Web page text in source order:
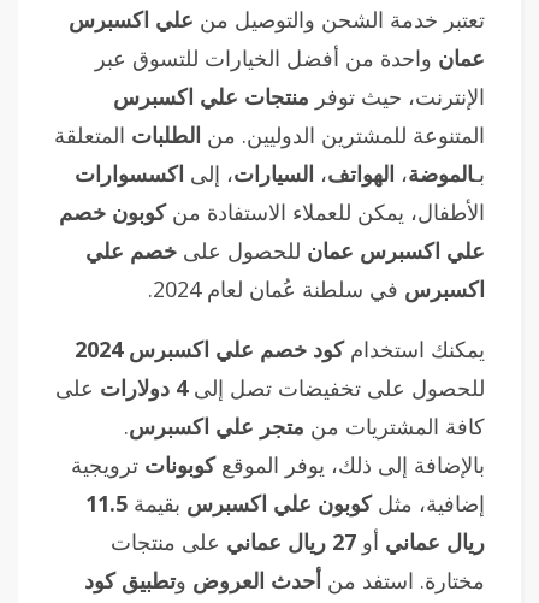
تعتبر خدمة الشحن والتوصيل من علي اكسبرس
عمانواحدة من أفضل الخيارات للتسوق عبر
الإنترنت، حيث توفر منتجات علي اكسبرس
المتنوعة للمشترين الدوليين. من الطلباتالمتعلقة
بـالموضة، الهواتف، السيارات، إلى اكسسوارات
الأطفال، يمكن للعملاء الاستفادة من كوبون خصم
علي اكسبرس عمانللحصول على خصم علي
اكسبرسفي سلطنة عُمان لعام 2024.
يمكنك استخدام كود خصم علي اكسبرس 2024
للحصول على تخفيضات تصل إلى 4 دولارات
على
كافة المشتريات من متجر علي اكسبرس.
بالإضافة إلى ذلك، يوفر الموقع كوبوناتترويجية
إضافية، مثل كوبون علي اكسبرسبقيمة 11.5
ريال عمانيأو 27 ريال عماني
على منتجات
مختارة. استفد من أحدث العروضوتطبيق كود